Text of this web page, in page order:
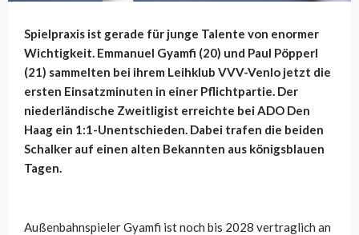
Spielpraxis ist gerade für junge Talente von enormer
Wichtigkeit. Emmanuel Gyamfi (20) und Paul Pöpperl
(21) sammelten bei ihrem Leihklub VVV-Venlo jetzt die
ersten Einsatzminuten in einer Pflichtpartie. Der
niederländische Zweitligist erreichte bei ADO Den
Haag ein 1:1-Unentschieden. Dabei trafen die beiden
Schalker auf einen alten Bekannten aus königsblauen
Tagen.
Außenbahnspieler Gyamfi ist noch bis 2028 vertraglich an